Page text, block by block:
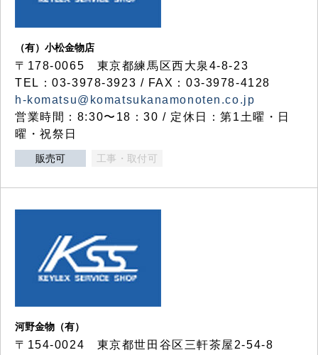
（有）小松金物店
〒178-0065 東京都練馬区西大泉4-8-23
TEL：03-3978-3923 / FAX：03-3978-4128
h-komatsu@komatsukanamonoten.co.jp
営業時間：8:30〜18：30 / 定休日：第1土曜・日
曜・祝祭日
販売可 工事・取付可
河野金物（有）
〒154-0024 東京都世田谷区三軒茶屋2-54-8